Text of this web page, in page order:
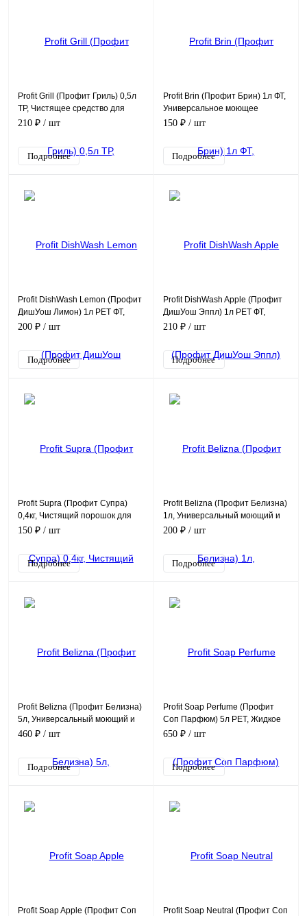
Profit Grill (Профит Гриль) 0,5л
ТР, Чистящее средство для
удаления нагара и жира
210 ₽ / шт
Подробнее
Profit Brin (Профит Брин) 1л ФТ,
Универсальное моющее
средство с ароматом лимона,
150 ₽ / шт
Подробнее
Profit DishWash Lemon (Профит
ДишУош Лимон) 1л PET ФТ,
Моющее средство с
200 ₽ / шт
Подробнее
Profit DishWash Apple (Профит
ДишУош Эппл) 1л PET ФТ,
Моющее средство с ароматом
210 ₽ / шт
Подробнее
Profit Supra (Профит Супра)
0,4кг, Чистящий порошок для
кухни и ванной
150 ₽ / шт
Подробнее
Profit Belizna (Профит Белизна)
1л, Универсальный моющий и
отбеливающий концентрат с
200 ₽ / шт
Подробнее
Profit Belizna (Профит Белизна)
5л, Универсальный моющий и
отбеливающий концентрат с
460 ₽ / шт
Подробнее
Profit Soap Perfume (Профит
Соп Парфюм) 5л PET, Жидкое
мыло с ароматом парфюма
650 ₽ / шт
Подробнее
Profit Soap Apple (Профит Соп
Profit Soap Neutral (Профит Соп